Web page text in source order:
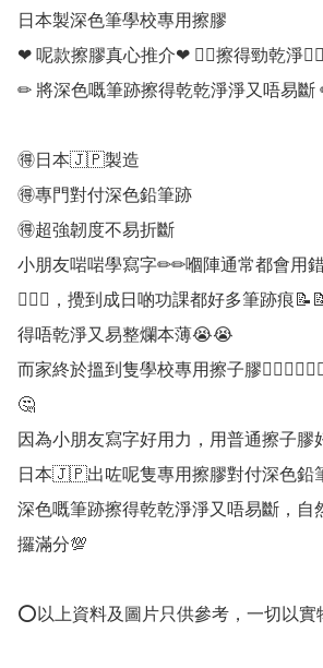
日本製深色筆學校專用擦膠
❤ 呢款擦膠真心推介❤ 👍🏻擦得勁乾淨👍🏻
✏ 將深色嘅筆跡擦得乾乾淨淨又唔易
🉐日本🇯🇵製造
🉐專門對付深色鉛筆跡
🉐超強韌度不易折斷
小朋友啱啱學寫字✏✏嗰陣通常都會用錯
🤦🏻‍♀️，攪到成日啲功課都好多筆跡痕
得唔乾淨又易整爛本薄😭😭
而家終於搵到隻學校專用擦子膠
🤔
因為小朋友寫字好用力，用普通擦子膠
日本🇯🇵出咗呢隻專用擦膠對付深色鉛筆
深色嘅筆跡擦得乾乾淨淨又唔易斷，自
攞滿分💯
⭕以上資料及圖片只供參考，一切以實